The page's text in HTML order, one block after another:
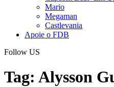
Mario
Megaman
Castlevania
Apoie o FDB
Follow US
Tag: Alysson